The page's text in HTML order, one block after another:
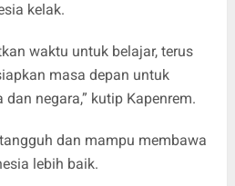
kelak.
waktu untuk belajar, terus
masa depan untuk
negara,” kutip Kapenrem.
dan mampu membawa
lebih baik.